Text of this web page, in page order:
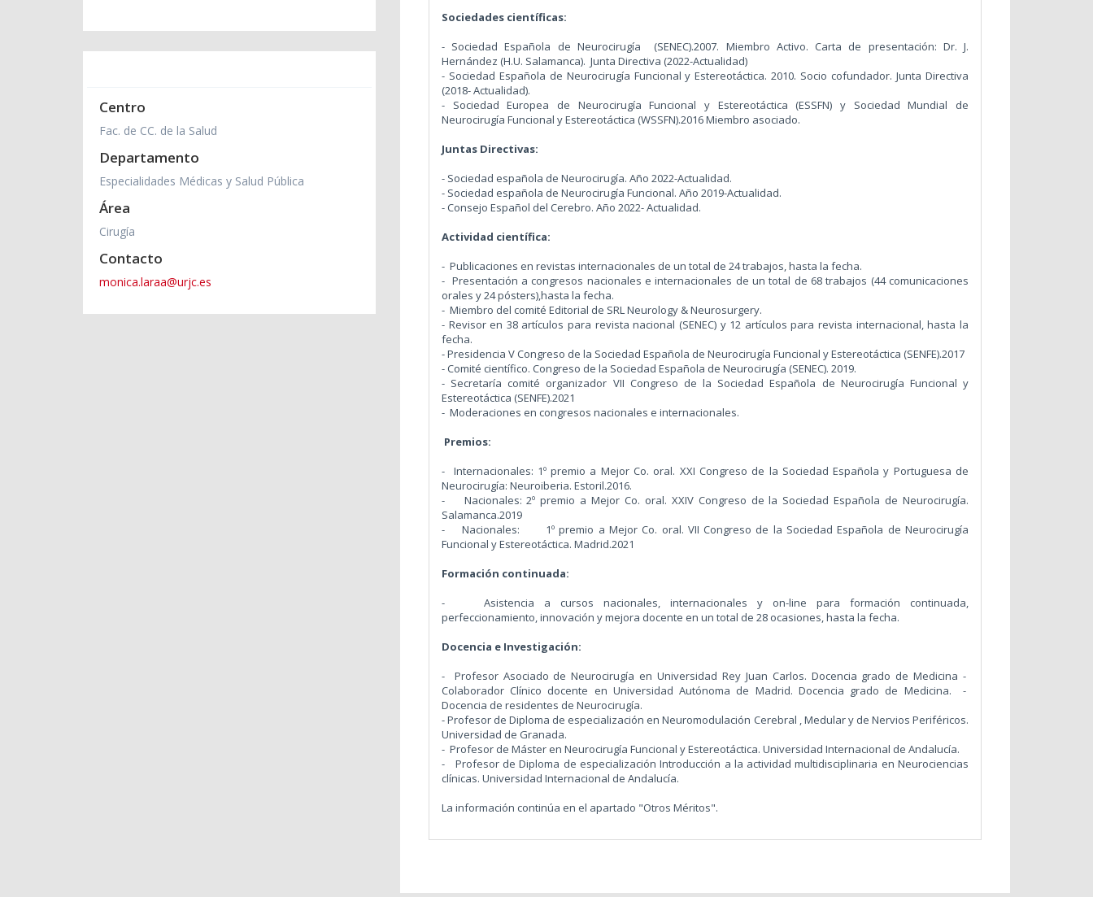
Centro
Fac. de CC. de la Salud
Departamento
Especialidades Médicas y Salud Pública
Área
Cirugía
Contacto
monica.laraa@urjc.es
Sociedades científicas:
- Sociedad Española de Neurocirugía (SENEC).2007. Miembro Activo. Carta de presentación: Dr. J.
Hernández (H.U. Salamanca). Junta Directiva (2022-Actualidad)
- Sociedad Española de Neurocirugía Funcional y Estereotáctica. 2010. Socio cofundador. Junta Directiva
(2018- Actualidad).
- Sociedad Europea de Neurocirugía Funcional y Estereotáctica (ESSFN) y Sociedad Mundial de
Neurocirugía Funcional y Estereotáctica (WSSFN).2016 Miembro asociado.
Juntas Directivas:
- Sociedad española de Neurocirugía. Año 2022-Actualidad.
- Sociedad española de Neurocirugía Funcional. Año 2019-Actualidad.
- Consejo Español del Cerebro. Año 2022- Actualidad.
Actividad científica:
- Publicaciones en revistas internacionales de un total de 24 trabajos, hasta la fecha.
- Presentación a congresos nacionales e internacionales de un total de 68 trabajos (44 comunicaciones
orales y 24 pósters),hasta la fecha.
- Miembro del comité Editorial de SRL Neurology & Neurosurgery.
- Revisor en 38 artículos para revista nacional (SENEC) y 12 artículos para revista internacional, hasta la
fecha.
- Presidencia V Congreso de la Sociedad Española de Neurocirugía Funcional y Estereotáctica (SENFE).2017
- Comité científico. Congreso de la Sociedad Española de Neurocirugía (SENEC). 2019.
- Secretaría comité organizador VII Congreso de la Sociedad Española de Neurocirugía Funcional y
Estereotáctica (SENFE).2021
- Moderaciones en congresos nacionales e internacionales.
Premios:
- Internacionales: 1º premio a Mejor Co. oral. XXI Congreso de la Sociedad Española y Portuguesa de
Neurocirugía: Neuroiberia. Estoril.2016.
- Nacionales: 2º premio a Mejor Co. oral. XXIV Congreso de la Sociedad Española de Neurocirugía.
Salamanca.2019
- Nacionales: 1º premio a Mejor Co. oral. VII Congreso de la Sociedad Española de Neurocirugía
Funcional y Estereotáctica. Madrid.2021
Formación continuada:
- Asistencia a cursos nacionales, internacionales y on-line para formación continuada,
perfeccionamiento, innovación y mejora docente en un total de 28 ocasiones, hasta la fecha.
Docencia e Investigación:
- Profesor Asociado de Neurocirugía en Universidad Rey Juan Carlos. Docencia grado de Medicina -
Colaborador Clínico docente en Universidad Autónoma de Madrid. Docencia grado de Medicina. -
Docencia de residentes de Neurocirugía.
- Profesor de Diploma de especialización en Neuromodulación Cerebral , Medular y de Nervios Periféricos.
Universidad de Granada.
- Profesor de Máster en Neurocirugía Funcional y Estereotáctica. Universidad Internacional de Andalucía.
- Profesor de Diploma de especialización Introducción a la actividad multidisciplinaria en Neurociencias
clínicas. Universidad Internacional de Andalucía.
La información continúa en el apartado "Otros Méritos".